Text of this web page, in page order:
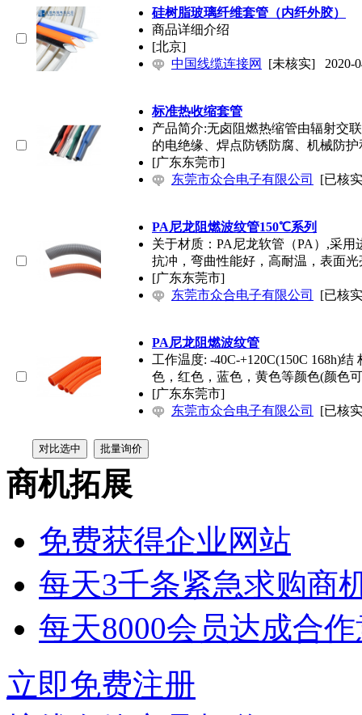
硅树脂玻璃纤维套管（内纤外胶）
商品详细介绍
[北京]
中国线缆连接网
[未核实] 2020-
标准热收缩套管
产品简介:无卤阻燃热缩管由辐射交
的电绝缘、焊点防锈防腐、机械防护
[广东东莞市]
东莞市众合电子有限公司
[已核
PA尼龙阻燃波纹管150℃系列
关于材质：PA尼龙软管（PA）,采
抗冲，弯曲性能好，高耐温，表面光
[广东东莞市]
东莞市众合电子有限公司
[已核
PA尼龙阻燃波纹管
工作温度: -40C-+120C(150C 168h)
色，红色，蓝色，黄色等颜色(颜色
[广东东莞市]
东莞市众合电子有限公司
[已核
商机拓展
免费获得企业网站
每天3千条紧急求购商
每天8000会员达成合
立即免费注册